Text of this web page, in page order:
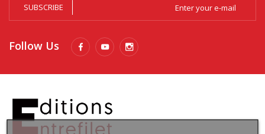
SUBSCRIBE
Follow Us